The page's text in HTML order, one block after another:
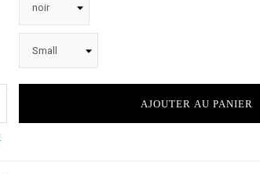
AJOUTER AU PANIER